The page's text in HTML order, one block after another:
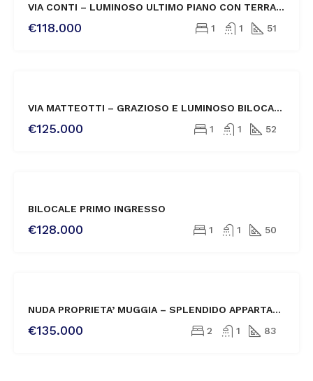
NOVITÀ VIA CONTI – LUMINOSO ULTIMO PIANO CON TERRAZZA ABITABILE
€118.000 1 1 51
VIA MATTEOTTI – GRAZIOSO E LUMINOSO BILOCALE ULTIMO PIANO
€125.000 1 1 52
BILOCALE PRIMO INGRESSO
€128.000 1 1 50
NOVITÀ NUDA PROPRIETA’ MUGGIA – SPLENDIDO APPARTAMENTO A 50 METRI DAL MARE
€135.000 2 1 83